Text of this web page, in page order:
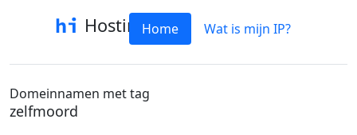
HostinfoHome Wat is mijn IP?
Domeinnamen met tag
zelfmoord